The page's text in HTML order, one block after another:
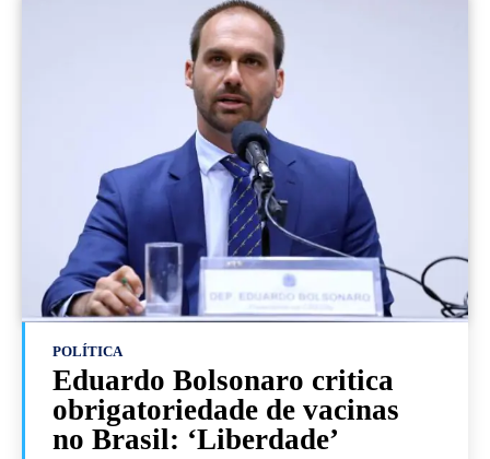
POLÍTICA
Eduardo Bolsonaro critica
obrigatoriedade de vacinas
no Brasil: ‘Liberdade’